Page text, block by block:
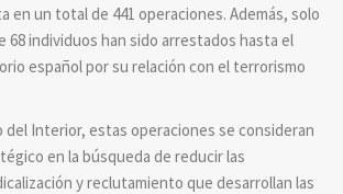
en un total de 441 operaciones. Además, solo
68 individuos han sido arrestados hasta el
español por su relación con el terrorismo
del Interior, estas operaciones se consideran
en la búsqueda de reducir las
y reclutamiento que desarrollan las